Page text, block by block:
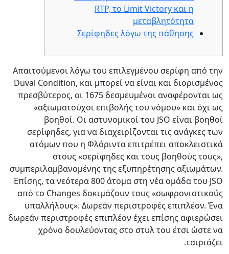
RTP, το Limit Victory και η
μεταβλητότητα
Σερίφηδες λόγω της πάθησης
Απαιτούμενοι λόγω του επιλεγμένου σερίφη από την
Duval Condition, και μπορεί να είναι και διορισμένος
πρεσβύτερος, οι 1675 δεσμευμένοι αναφέρονται ως
«αξιωματούχοι επιβολής του νόμου» και όχι ως
βοηθοί. Οι αστυνομικοί του JSO είναι βοηθοί
σερίφηδες, για να διαχειρίζονται τις ανάγκες των
ατόμων που η Φλόριντα επιτρέπει αποκλειστικά
στους «σερίφηδες και τους βοηθούς τους»,
συμπεριλαμβανομένης της εξυπηρέτησης αξιωμάτων.
Επίσης, τα νεότερα 800 άτομα στη νέα ομάδα του JSO
από το Changes δοκιμάζουν τους «σωφρονιστικούς
υπαλλήλους». Δωρεάν περιστροφές επιπλέον. Ένα
δωρεάν περιστροφές επιπλέον έχει επίσης αφιερώσει
χρόνο δουλεύοντας στο στυλ του έτσι ώστε να
ταιριάζει.